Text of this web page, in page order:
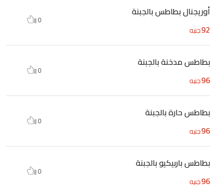
أوريجنال بطاطس بالجبنة
92جنيه
0
بطاطس مدخنة بالجبنة
96جنيه
0
بطاطس حارة بالجبنة
96جنيه
0
بطاطس باربيكيو بالجبنة
96جنيه
0